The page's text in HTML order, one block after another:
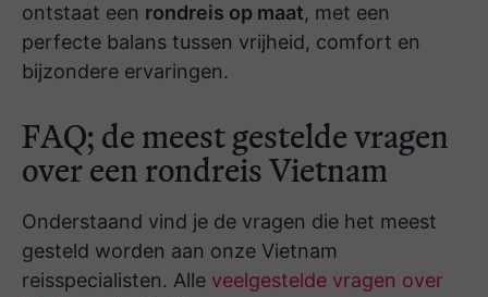
ontstaat een rondreis op maat, met een
perfecte balans tussen vrijheid, comfort en
bijzondere ervaringen.
FAQ; de meest gestelde vragen
over een rondreis Vietnam
Onderstaand vind je de vragen die het meest
gesteld worden aan onze Vietnam
reisspecialisten. Alle veelgestelde vragen over